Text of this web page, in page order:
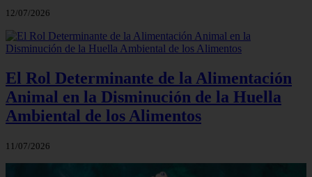
12/07/2026
El Rol Determinante de la Alimentación
Animal en la Disminución de la Huella
Ambiental de los Alimentos
11/07/2026